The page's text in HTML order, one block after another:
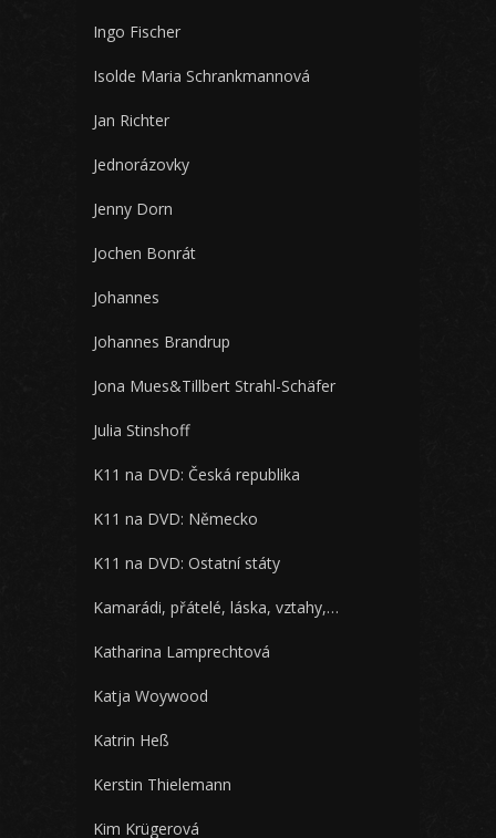
Ingo Fischer
Isolde Maria Schrankmannová
Jan Richter
Jednorázovky
Jenny Dorn
Jochen Bonrát
Johannes
Johannes Brandrup
Jona Mues&Tillbert Strahl-Schäfer
Julia Stinshoff
K11 na DVD: Česká republika
K11 na DVD: Německo
K11 na DVD: Ostatní státy
Kamarádi, přátelé, láska, vztahy,…
Katharina Lamprechtová
Katja Woywood
Katrin Heß
Kerstin Thielemann
Kim Krügerová